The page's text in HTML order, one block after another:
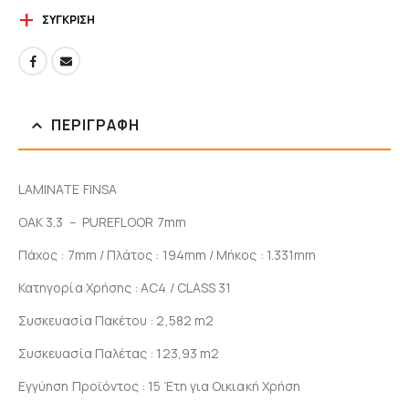
ΣΎΓΚΡΙΣΗ
ΠΕΡΙΓΡΑΦΉ
LAMINATE FINSA
OAK 3.3 – PUREFLOOR 7mm
Πάχος : 7mm / Πλάτος : 194mm / Μήκος : 1.331mm
Κατηγορία Χρήσης : AC4 / CLASS 31
Συσκευασία Πακέτου : 2,582 m2
Συσκευασία Παλέτας : 123,93 m2
Εγγύηση Προϊόντος : 15 Έτη για Οικιακή Χρήση